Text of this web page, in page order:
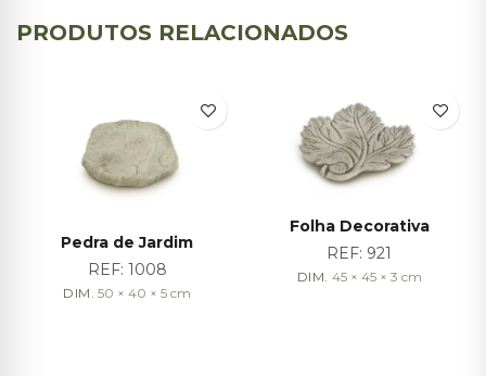
PRODUTOS RELACIONADOS
Pedra de Jardim
REF: 1008
DIM. 50 × 40 × 5 cm
Folha Decorativa
REF: 921
DIM. 45 × 45 × 3 cm